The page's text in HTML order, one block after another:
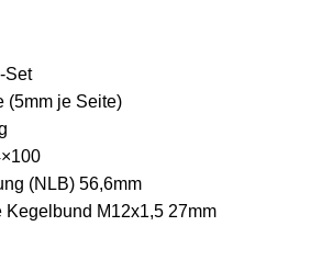
Set
(5mm je Seite)
(NLB) 56,6mm
Kegelbund M12x1,5 27mm